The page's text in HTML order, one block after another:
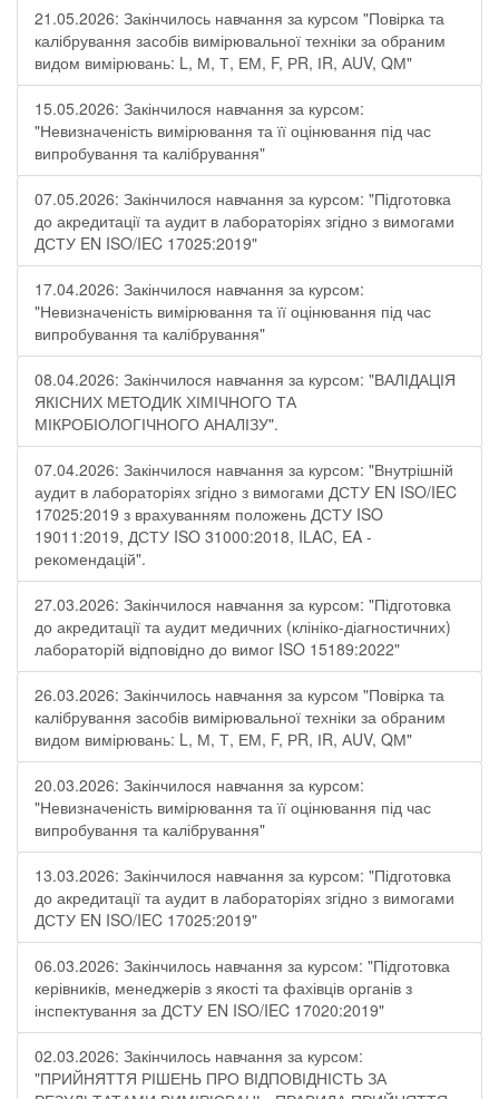
21.05.2026: Закінчилось навчання за курсом "Повірка та
калібрування засобів вимірювальної техніки за обраним
видом вимірювань: L, М, Т, ЕМ, F, РR, ІR, АUV, QМ"
15.05.2026: Закінчилося навчання за курсом:
"Невизначеність вимірювання та її оцінювання під час
випробування та калібрування"
07.05.2026: Закінчилося навчання за курсом: "Підготовка
до акредитації та аудит в лабораторіях згідно з вимогами
ДСТУ EN ISO/IEC 17025:2019"
17.04.2026: Закінчилося навчання за курсом:
"Невизначеність вимірювання та її оцінювання під час
випробування та калібрування"
08.04.2026: Закінчилося навчання за курсом: "ВАЛІДАЦІЯ
ЯКІСНИХ МЕТОДИК ХІМІЧНОГО ТА
МІКРОБІОЛОГІЧНОГО АНАЛІЗУ".
07.04.2026: Закінчилося навчання за курсом: "Внутрішній
аудит в лабораторіях згідно з вимогами ДСТУ EN ISO/IEC
17025:2019 з врахуванням положень ДСТУ ISO
19011:2019, ДСТУ ISO 31000:2018, ILAC, EA -
рекомендацій".
27.03.2026: Закінчилося навчання за курсом: "Підготовка
до акредитації та аудит медичних (клініко-діагностичних)
лабораторій відповідно до вимог ISO 15189:2022"
26.03.2026: Закінчилось навчання за курсом "Повірка та
калібрування засобів вимірювальної техніки за обраним
видом вимірювань: L, М, Т, ЕМ, F, РR, ІR, АUV, QМ"
20.03.2026: Закінчилося навчання за курсом:
"Невизначеність вимірювання та її оцінювання під час
випробування та калібрування"
13.03.2026: Закінчилося навчання за курсом: "Підготовка
до акредитації та аудит в лабораторіях згідно з вимогами
ДСТУ EN ISO/IEC 17025:2019"
06.03.2026: Закінчилось навчання за курсом: "Підготовка
керівників, менеджерів з якості та фахівців органів з
інспектування за ДСТУ EN ISO/IEC 17020:2019"
02.03.2026: Закінчилось навчання за курсом:
"ПРИЙНЯТТЯ РІШЕНЬ ПРО ВІДПОВІДНІСТЬ ЗА